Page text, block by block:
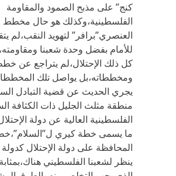
كنج” على مذبح الصمود والمقاومة
الفلسطينية،وكذلك هو حال مخطط
العنصري”برافر” لتهويد النقب،لم
للأمام بفضل وحدة شعبنا
كل ذلك الإحتلال،لم يتراجع عن
ومخططاته،بل يواصل تلك
يجري الحديث عن قضية التبادل
منطقة مثلث الجليل ذات الكثافة
الفلسطينية العالية عن دولة
ما يسمى خطة كيري
المحافظة على دولة الإحتلال كدولة
ينظر لشعبنا الفلسطيني